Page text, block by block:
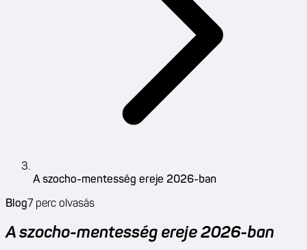
A szocho-mentesség ereje 2026-ban
Blog7 perc olvasás
A szocho-mentesség ereje 2026-ban